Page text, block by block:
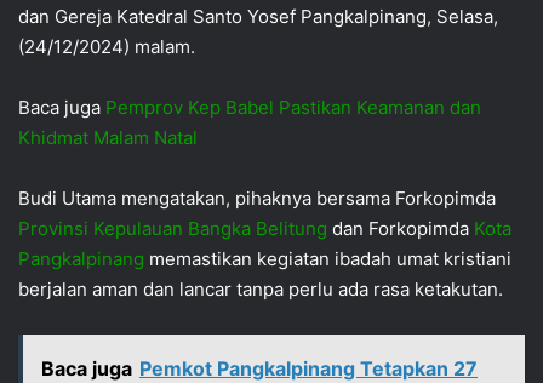
dan Gereja Katedral Santo Yosef Pangkalpinang, Selasa,
(24/12/2024) malam.
Baca juga Pemprov Kep Babel Pastikan Keamanan dan
Khidmat Malam Natal
Budi Utama mengatakan, pihaknya bersama Forkopimda
Provinsi Kepulauan Bangka Belitung dan Forkopimda Kota
Pangkalpinang memastikan kegiatan ibadah umat kristiani
berjalan aman dan lancar tanpa perlu ada rasa ketakutan.
Baca juga Pemkot Pangkalpinang Tetapkan 27